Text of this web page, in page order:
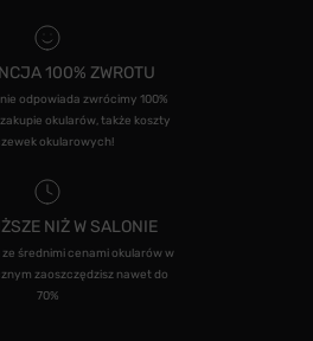
100% ZWROTU
odpowiada zwrócimy 100%
okularów, także koszty
okularowych!
NIŻ W SALONIE
średnimi cenami okularów w
zaoszczędzisz nawet do
70%